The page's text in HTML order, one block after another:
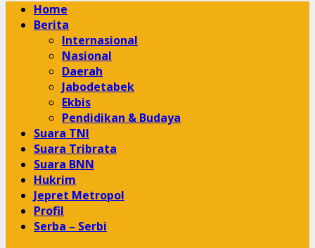
Primary
Menu
Home
Berita
Internasional
Nasional
Daerah
Jabodetabek
Ekbis
Pendidikan & Budaya
Suara TNI
Suara Tribrata
Suara BNN
Hukrim
Jepret Metropol
Profil
Serba – Serbi